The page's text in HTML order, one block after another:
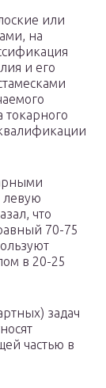
или
на
и его
токарного
левую
что
70-75
в 20-25
задач
частью в